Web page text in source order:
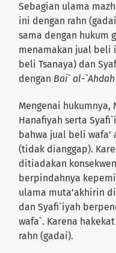
Sebagian ulama
ini dengan rahn
sama dengan hukum
menamakan jual beli
beli Tsanaya) dan
dengan Bai` al-`Ahdah
Mengenai
Hanafiyah serta
bahwa jual beli
(tidak dianggap).
ditiadakan
berpindahnya
ulama muta’akhirin
dan Syafi`iyah
wafa`. Karena
rahn (gadai).